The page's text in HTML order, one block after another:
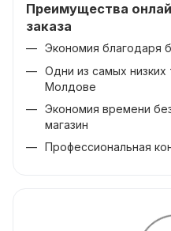
Преимущества
заказа
Экономия благодаря
Одни из самых низких
Молдове
Экономия времени
магазин
Профессиональная